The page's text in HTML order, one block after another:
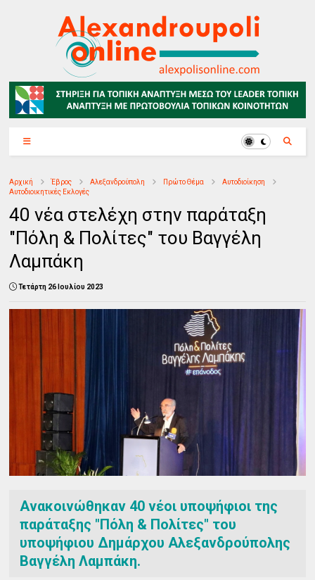
Αρχική Έβρος Αλεξανδρούπολη Πρώτο Θέμα
Αυτοδιοίκηση
Αυτοδιοικητικές Εκλογές
40 νέα στελέχη στην παράταξη
"Πόλη & Πολίτες" του Βαγγέλη
Λαμπάκη
Τετάρτη 26 Ιουλίου 2023
Ανακοινώθηκαν 40 νέοι υποψήφιοι της
παράταξης "Πόλη & Πολίτες" του
υποψήφιου Δημάρχου Αλεξανδρούπολης
Βαγγέλη Λαμπάκη.